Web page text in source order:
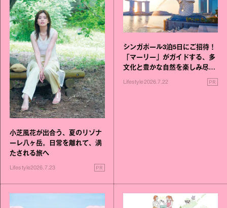
小芝風花が出合う、夏のリゾナ
ーレ八ヶ岳。日常を離れて、満
たされる旅へ
Lifestyle2026.7.23 PR
シンガポール3泊5日にご招待！
「マーリー」がガイドする、多
文化と豊かな自然を楽しみ尽く
Lifestyle2026.7.22 PR